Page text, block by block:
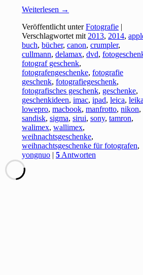
Weiterlesen →
Veröffentlicht unter Fotografie |
Verschlagwortet mit 2013,2014,
buch,bücher,canon,crumpler,
cullmann,delamax,dvd,
fotograf geschenk,
fotografengeschenke,fotografie
geschenk,fotografiegeschenk,
fotografisches geschenk, geschenke,
geschenkideen,imac,ipad,leica,
lowepro,macbook,manfrotto,nikon,
sandisk,sigma,sirui,sony,tamron,
walimex,wallimex,
weihnachtsgeschenke,
weihnachtsgeschenke für fotografen,
yongnuo |5Antworten